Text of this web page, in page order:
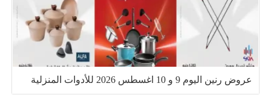
عروض رنين اليوم 9 و 10 اغسطس 2026 للأدوات المنزلية